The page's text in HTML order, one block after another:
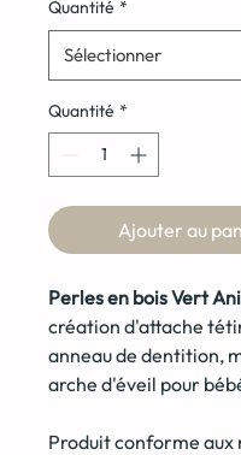
Quantité *
Quantité *
Ajouter au
Perles en bois Vert
création d'attache
anneau de dentition,
arche d'éveil pour
Produit conforme aux